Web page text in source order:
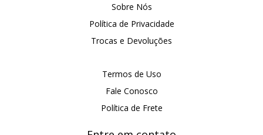
Sobre Nós
Política de Privacidade
Trocas e Devoluções
Termos de Uso
Fale Conosco
Política de Frete